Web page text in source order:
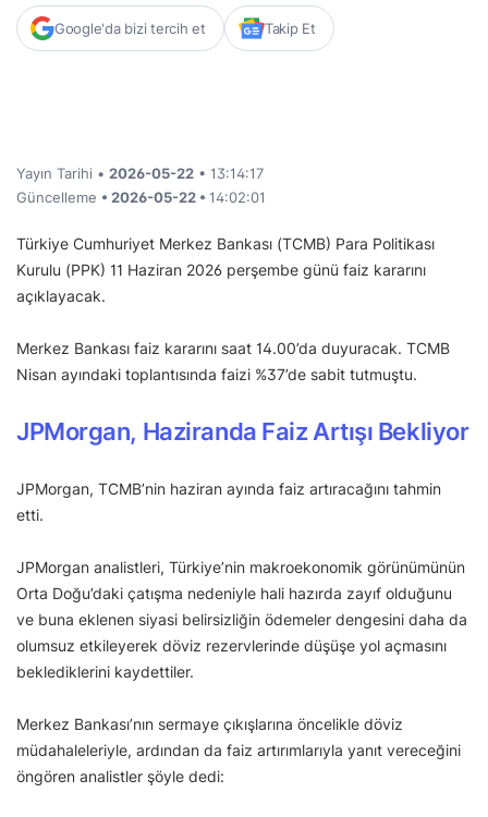
Google'da bizi tercih et Takip Et
Yayın Tarihi • 2026-05-22 • 13:14:17
Güncelleme • 2026-05-22 • 14:02:01
Türkiye Cumhuriyet Merkez Bankası (TCMB) Para Politikası
Kurulu (PPK) 11 Haziran 2026 perşembe günü faiz kararını
açıklayacak.
Merkez Bankası faiz kararını saat 14.00’da duyuracak. TCMB
Nisan ayındaki toplantısında faizi %37’de sabit tutmuştu.
JPMorgan, Haziranda Faiz Artışı Bekliyor
JPMorgan, TCMB’nin haziran ayında faiz artıracağını tahmin
etti.
JPMorgan analistleri, Türkiye’nin makroekonomik görünümünün
Orta Doğu’daki çatışma nedeniyle hali hazırda zayıf olduğunu
ve buna eklenen siyasi belirsizliğin ödemeler dengesini daha da
olumsuz etkileyerek döviz rezervlerinde düşüşe yol açmasını
beklediklerini kaydettiler.
Merkez Bankası’nın sermaye çıkışlarına öncelikle döviz
müdahaleleriyle, ardından da faiz artırımlarıyla yanıt vereceğini
öngören analistler şöyle dedi: